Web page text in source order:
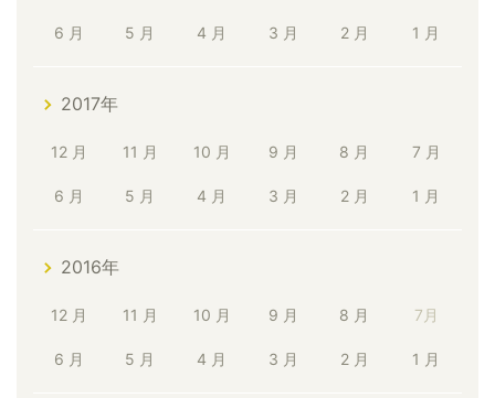
6 月 5 月 4 月 3 月 2 月 1 月
2017年
12 月 11 月 10 月 9 月 8 月 7 月
6 月 5 月 4 月 3 月 2 月 1 月
2016年
12 月 11 月 10 月 9 月 8 月 7月
6 月 5 月 4 月 3 月 2 月 1 月